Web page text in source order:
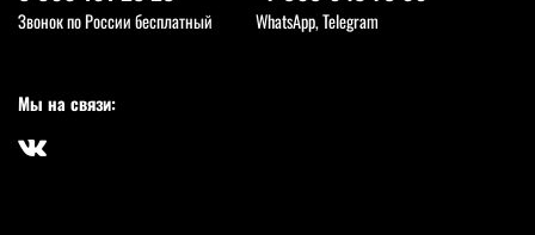
Звонок по России бесплатный WhatsApp, Telegram
Мы на связи: